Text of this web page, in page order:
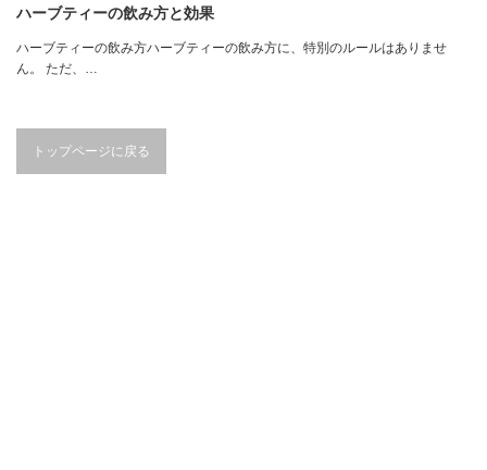
ハーブティーの飲み方と効果
ハーブティーの飲み方ハーブティーの飲み方に、特別のルールはありませ
ん。 ただ、…
トップページに戻る